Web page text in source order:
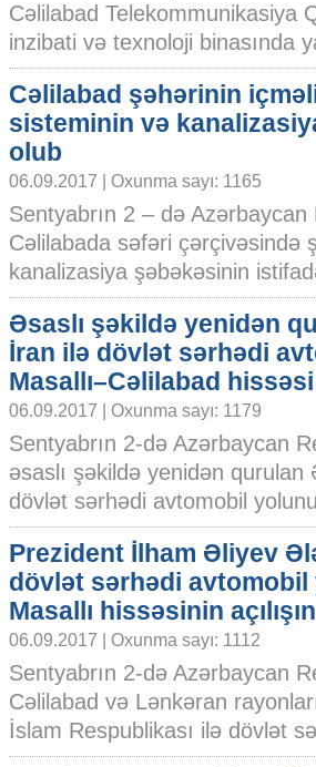
Cəlilabad Telekommunikasiya
inzibati və texnoloji binasında
Cəlilabad şəhərinin
sisteminin və
olub
06.09.2017 | Oxunma sayı: 1165
Sentyabrın 2 – də
Cəlilabada səfəri çərçivəsində
kanalizasiya şəbəkəsinin
Əsaslı şəkildə yenidən
İran ilə dövlət sərhədi
Masallı–Cəlilabad
06.09.2017 | Oxunma sayı: 1179
Sentyabrın 2-də Azərbaycan
əsaslı şəkildə yenidən
dövlət sərhədi avtomobil
Prezident İlham Əliyev
dövlət sərhədi
Masallı hissəsinin
06.09.2017 | Oxunma sayı: 1112
Sentyabrın 2-də Azərbaycan
Cəlilabad və Lənkəran
İslam Respublikası ilə dövlət